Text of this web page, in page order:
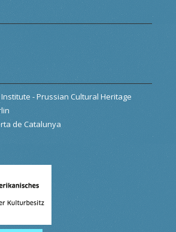
- Prussian Cultural Heritage
de Catalunya